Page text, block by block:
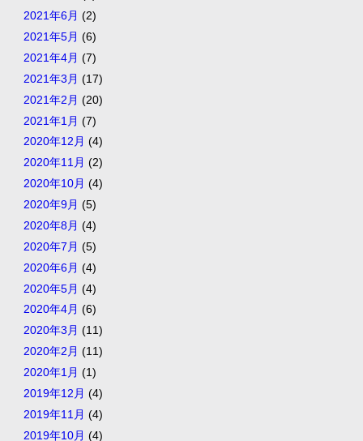
2021年6月 (2)
2021年5月 (6)
2021年4月 (7)
2021年3月 (17)
2021年2月 (20)
2021年1月 (7)
2020年12月 (4)
2020年11月 (2)
2020年10月 (4)
2020年9月 (5)
2020年8月 (4)
2020年7月 (5)
2020年6月 (4)
2020年5月 (4)
2020年4月 (6)
2020年3月 (11)
2020年2月 (11)
2020年1月 (1)
2019年12月 (4)
2019年11月 (4)
2019年10月 (4)